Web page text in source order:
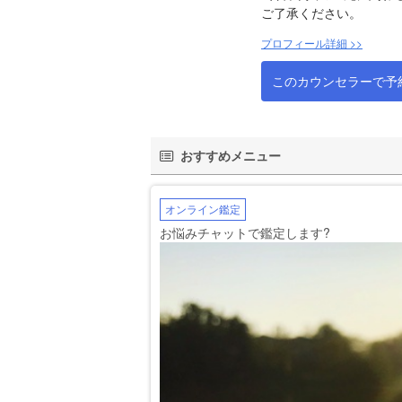
ご了承ください。
プロフィール詳細 >>
このカウンセラーで予
おすすめメニュー
オンライン鑑定
お悩みチャットで鑑定します?